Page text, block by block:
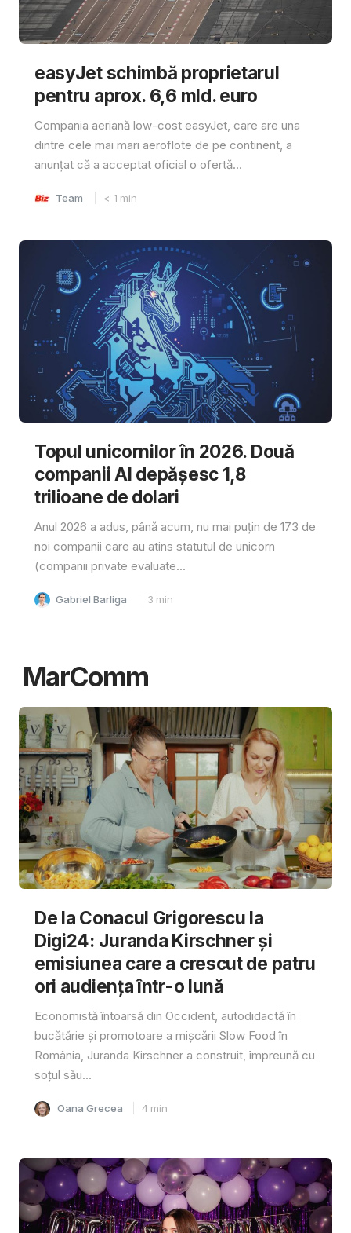
easyJet schimbă proprietarul
pentru aprox. 6,6 mld. euro
Compania aeriană low-cost easyJet, care are una
dintre cele mai mari aeroflote de pe continent, a
anunțat că a acceptat oficial o ofertă...
Team < 1 min
Topul unicornilor în 2026. Două
companii AI depășesc 1,8
trilioane de dolari
Anul 2026 a adus, până acum, nu mai puțin de 173 de
noi companii care au atins statutul de unicorn
(companii private evaluate...
Gabriel Barliga 3 min
MarComm
De la Conacul Grigorescu la
Digi24: Juranda Kirschner și
emisiunea care a crescut de patru
ori audiența într-o lună
Economistă întoarsă din Occident, autodidactă în
bucătărie și promotoare a mișcării Slow Food în
România, Juranda Kirschner a construit, împreună cu
soțul său...
Oana Grecea 4 min